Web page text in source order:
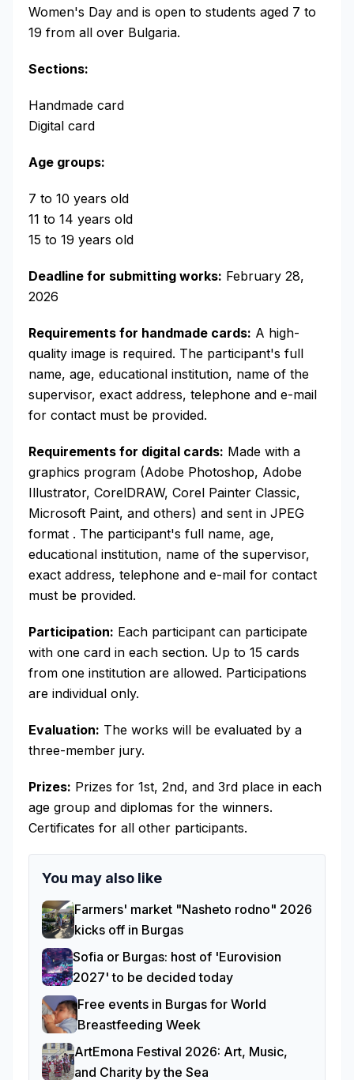
Women's Day and is open to students aged 7 to
19 from all over Bulgaria.
Sections:
Handmade card
Digital card
Age groups:
7 to 10 years old
11 to 14 years old
15 to 19 years old
Deadline for submitting works: February 28,
2026
Requirements for handmade cards: A high-
quality image is required. The participant's full
name, age, educational institution, name of the
supervisor, exact address, telephone and e-mail
for contact must be provided.
Requirements for digital cards: Made with a
graphics program (Adobe Photoshop, Adobe
Illustrator, CorelDRAW, Corel Painter Classic,
Microsoft Paint, and others) and sent in JPEG
format . The participant's full name, age,
educational institution, name of the supervisor,
exact address, telephone and e-mail for contact
must be provided.
Participation: Each participant can participate
with one card in each section. Up to 15 cards
from one institution are allowed. Participations
are individual only.
Evaluation: The works will be evaluated by a
three-member jury.
Prizes: Prizes for 1st, 2nd, and 3rd place in each
age group and diplomas for the winners.
Certificates for all other participants.
You may also like
Farmers' market "Nasheto rodno" 2026
kicks off in Burgas
Sofia or Burgas: host of 'Eurovision
2027' to be decided today
Free events in Burgas for World
Breastfeeding Week
ArtEmona Festival 2026: Art, Music,
and Charity by the Sea